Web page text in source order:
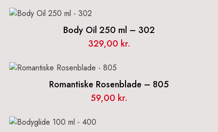
Body Oil 250 ml – 302
329,00 kr.
Romantiske Rosenblade – 805
59,00 kr.